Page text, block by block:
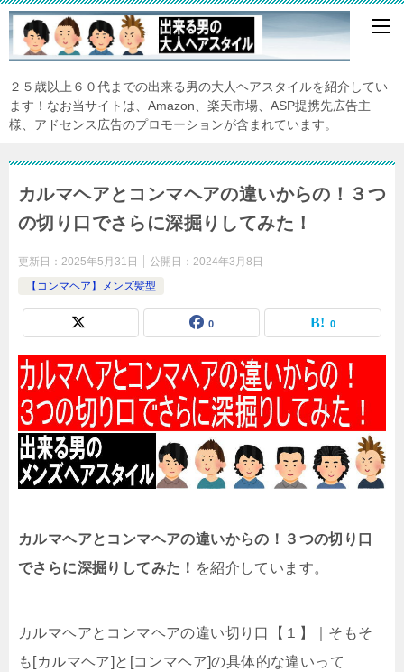
２５歳以上６０代までの出来る男の大人ヘアスタイルを紹介してい
ます！なお当サイトは、Amazon、楽天市場、ASP提携先広告主
様、アドセンス広告のプロモーションが含まれています。
カルマヘアとコンマヘアの違いからの！３つ
の切り口でさらに深掘りしてみた！
更新日： 2025年5月31日 公開日： 2024年3月8日
【コンマヘア】メンズ髪型
0 0
カルマヘアとコンマヘアの違いからの！３つの切り口
でさらに深掘りしてみた！ を紹介しています。
カルマヘアとコンマヘアの違い切り口【１】｜そもそ
も[カルマヘア]と[コンマヘア]の具体的な違いって